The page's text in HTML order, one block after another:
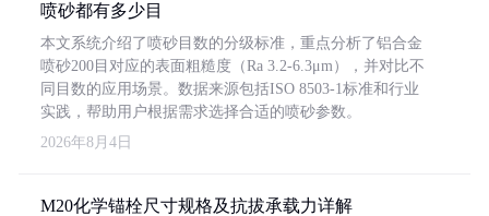
喷砂都有多少目
本文系统介绍了喷砂目数的分级标准，重点分析了铝合金
喷砂200目对应的表面粗糙度（Ra 3.2-6.3μm），并对比不
同目数的应用场景。数据来源包括ISO 8503-1标准和行业
实践，帮助用户根据需求选择合适的喷砂参数。
2026年8月4日
M20化学锚栓尺寸规格及抗拔承载力详解